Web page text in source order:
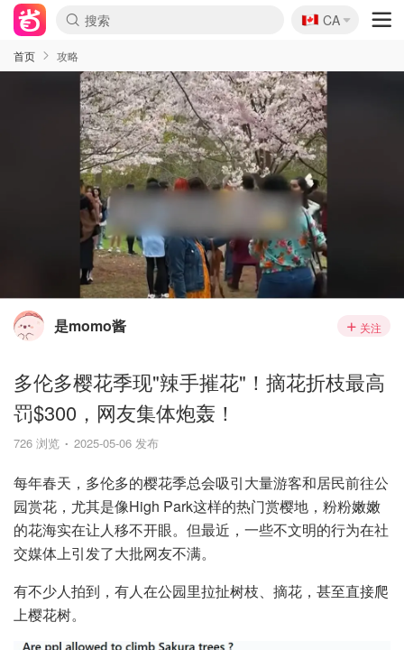
🇨🇦
CA
首页 攻略
是momo酱 关注
多伦多樱花季现"辣手摧花"！摘花折枝最高
罚$300，网友集体炮轰！
726 浏览 2025-05-06 发布
每年春天，多伦多的樱花季总会吸引大量游客和居民前往公
园赏花，尤其是像High Park这样的热门赏樱地，粉粉嫩嫩
的花海实在让人移不开眼。但最近，一些不文明的行为在社
交媒体上引发了大批网友不满。
有不少人拍到，有人在公园里拉扯树枝、摘花，甚至直接爬
上樱花树。